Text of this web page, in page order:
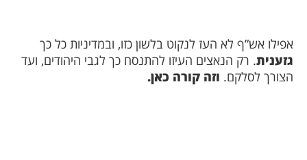
אפילו אש”ף לא העז לנקוט בלשון כזו, ובמדיניות כל כך
גזענית. רק הנאצים העיזו להתנסח כך לגבי היהודים, ועד
הצורך לסלקם. וזה קורה כאן.